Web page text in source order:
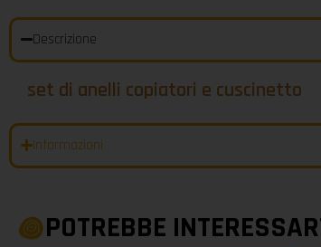
Descrizione
set di anelli copiatori e cuscinetto
Informazioni
POTREBBE